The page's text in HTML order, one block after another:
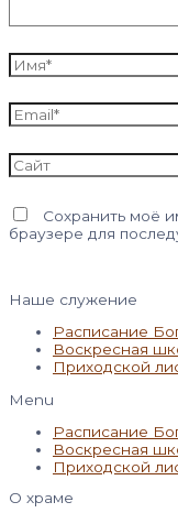
Имя*
Email*
Сайт
Сохранить моё
браузере для
Наше служение
Расписание
Воскресная
Приходской
Menu
Расписание
Воскресная
Приходской
О храме